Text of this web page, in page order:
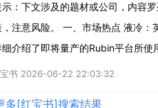
：下文涉及的题材或公司，内容
，注意风险。 一、市场热点 液冷
介绍了即将量产的Rubin平台所
统的云服务商和数据中心运营商都
书 2026-06-22 22:03:32
多[红宝书]搜索结果